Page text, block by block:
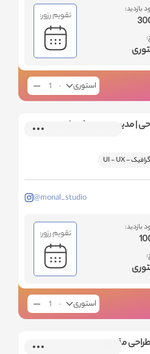
بازدید: تقویم رزور:
استوری
| مدیریت وب سایت | هویت
گرافیک - ‌UI - UX
@monal_studio
بازدید: تقویم رزور:
استوری
مذهبی